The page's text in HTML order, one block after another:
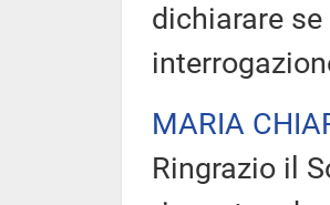
dichiarare
MARIA
Ringrazio il